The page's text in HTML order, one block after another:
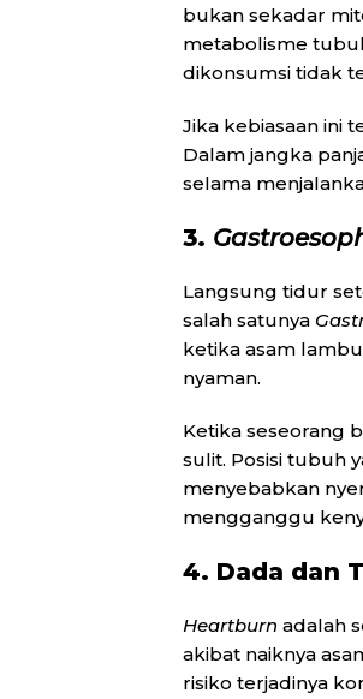
bukan sekadar
metabolisme
dikonsumsi tidak
Jika kebiasaan ini
Dalam jangka
selama
3.
Langsung tidur
salah satunya
ketika asam
nyaman.
Ketika seseorang
sulit. Posisi tubuh
menyebabkan
mengganggu
4. Dada dan
Heartburn adalah
akibat naiknya
risiko terjadinya